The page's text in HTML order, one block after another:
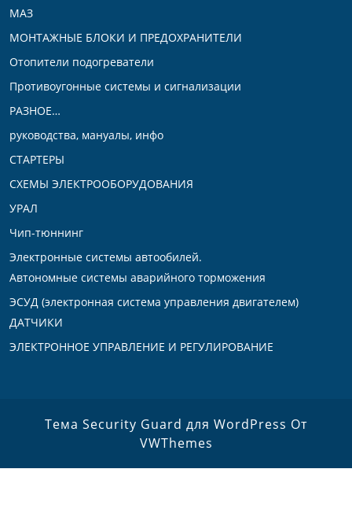
МАЗ
МОНТАЖНЫЕ БЛОКИ И ПРЕДОХРАНИТЕЛИ
Отопители подогреватели
Противоугонные системы и сигнализации
РАЗНОЕ…
руководства, мануалы, инфо
СТАРТЕРЫ
СХЕМЫ ЭЛЕКТРООБОРУДОВАНИЯ
УРАЛ
Чип-тюннинг
Электронные системы автообилей.
Автономные системы аварийного торможения
ЭСУД (электронная система управления двигателем)
ДАТЧИКИ
ЭЛЕКТРОННОЕ УПРАВЛЕНИЕ И РЕГУЛИРОВАНИЕ
Тема Security Guard для WordPress От
VWThemes